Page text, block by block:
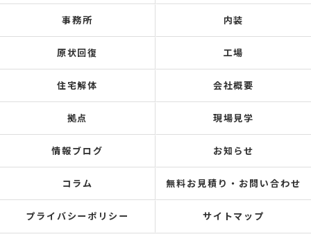
事務所 内装
原状回復 工場
住宅解体 会社概要
拠点 現場見学
情報ブログ お知らせ
コラム 無料お見積り・お問い合わせ
プライバシーポリシー サイトマップ